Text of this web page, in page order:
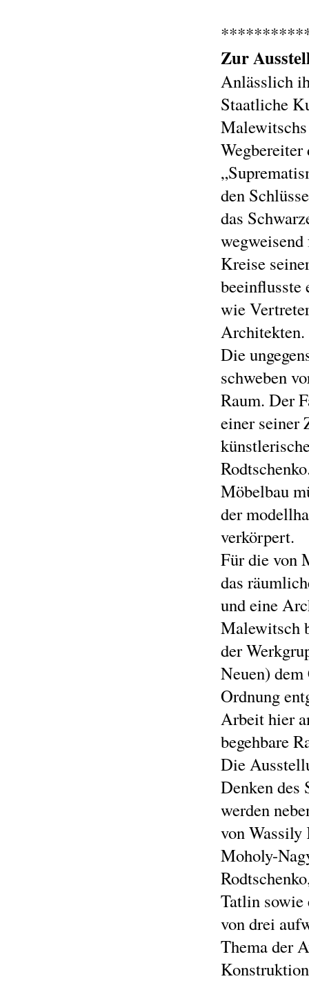
Zur
Anlässlich
Staatliche
Wegbereiter
den
das
Kreise
beeinflusste
wie
Architekten.
Die
schweben
Raum. Der
einer seiner
Möbelbau
der
verkörpert.
Für die von
das
und eine
Malewitsch
der
Neuen)
Ordnung
Arbeit hier
begehbare
Die
Denken des
werden
von
Moholy-
Tatlin sowie
von drei
Thema der